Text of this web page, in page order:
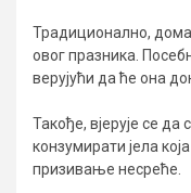
Традиционално,
овог празника.
верујући да ће она
Такође, вјерује се
конзумирати јела
призивање несреће.